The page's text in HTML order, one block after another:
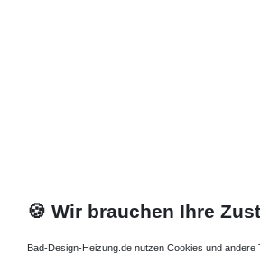
🍪 Wir brauchen Ihre
Bad-Design-Heizung.de nutzen Cookies und andere